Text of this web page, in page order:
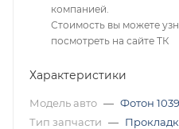
компанией.
Стоимость вы можете
посмотреть на сайте ТК
Характеристики
Модель авто — Фотон 1039
Тип запчасти —